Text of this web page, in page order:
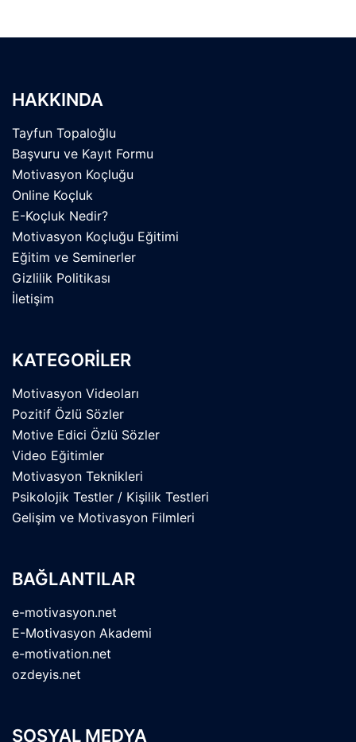
HAKKINDA
Tayfun Topaloğlu
Başvuru ve Kayıt Formu
Motivasyon Koçluğu
Online Koçluk
E-Koçluk Nedir?
Motivasyon Koçluğu Eğitimi
Eğitim ve Seminerler
Gizlilik Politikası
İletişim
KATEGORİLER
Motivasyon Videoları
Pozitif Özlü Sözler
Motive Edici Özlü Sözler
Video Eğitimler
Motivasyon Teknikleri
Psikolojik Testler / Kişilik Testleri
Gelişim ve Motivasyon Filmleri
BAĞLANTILAR
e-motivasyon.net
E-Motivasyon Akademi
e-motivation.net
ozdeyis.net
SOSYAL MEDYA